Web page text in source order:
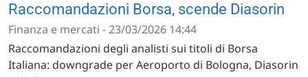
Raccomandazioni Borsa, scende Diasorin
Finanza e mercati - 23/03/2026 14:44
Raccomandazioni degli analisti sui titoli di Borsa
Italiana: downgrade per Aeroporto di Bologna, Diasorin